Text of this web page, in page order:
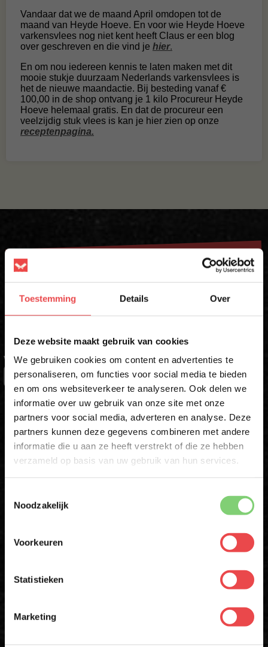
Toestemming Details Over
Deze website maakt gebruik van cookies
We gebruiken cookies om content en advertenties te
personaliseren, om functies voor social media te bieden
en om ons websiteverkeer te analyseren. Ook delen we
informatie over uw gebruik van onze site met onze
partners voor social media, adverteren en analyse. Deze
partners kunnen deze gegevens combineren met andere
informatie die u aan ze heeft verstrekt of die ze hebben
verzameld op basis van uw gebruik van hun services.
Noodzakelijk
Voorkeuren
Statistieken
Marketing
Vandaar dat we de maand April omdopen tot de
maand van Heyde Hoeve. En voor wie Heyde Hoeve
varkensvlees nog niet kent heeft Claus er een blog
over geschreven en die vind je hier.
En om nou iedereen kennis te laten maken met dit
mooie stukje duurzaam Nederlands varkensvlees is
het de nieuwe maandactie. Bij besteding vanaf €
100,00 in de shop ontvang je 1 kilo Procureur Heyde
Hoeve helemaal gratis. En dat de procureur een
veelzijdig stuk vlees is kan je hier zien op onze
receptenpagina.
10% korting op je
eerste bestelling*
Schrijf je in voor onze nieuwsbrief en ontvang direct
10% korting op jouw eerste bestelling.
VOORNAAM
ACHTERNAAM
Krijg direct 10% korting op je eerste
bestelling
producten
VOORNAAM*
E-MAIL *
Schrijf mij in
Download de BBQuality App
Altijd als eerste op de hoogte zijn van nieuwe acties,